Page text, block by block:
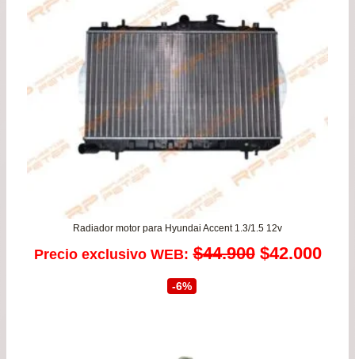
Radiador motor para Hyundai Accent 1.3/1.5 12v
Precio exclusivo WEB: $44.900 El
$42.000El
-6%